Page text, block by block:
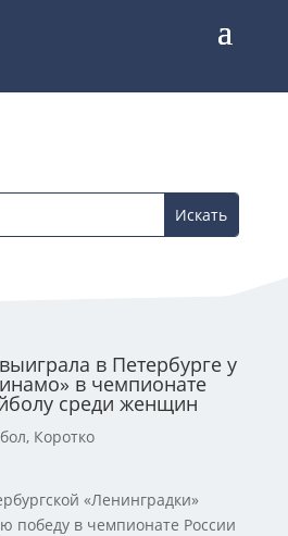
в Петербурге у
в чемпионате
среди женщин
, Коротко
«Ленинградки»
победу в чемпионате России